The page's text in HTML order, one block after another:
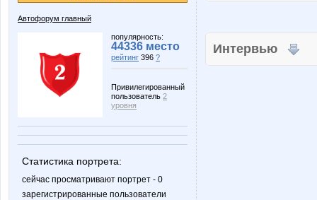
Автофорум главный
популярность:
44336 место
рейтинг 396 ?
Привилегированный
пользователь 2
уровня
Статистика портрета:
сейчас просматривают портрет - 0
зарегистрированные пользователи
Интервью